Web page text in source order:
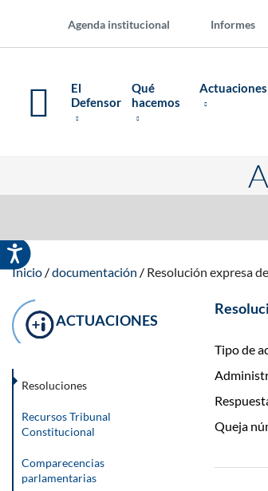
Agenda institucional Informes
El
Defensor
Qué
hacemos
Actuaciones
Inicio documentación Resolución expresa
Tipo de
Queja
ACTUACIONES
Resoluciones
Recursos Tribunal
Constitucional
Comparecencias
parlamentarias